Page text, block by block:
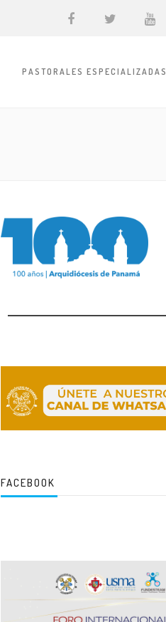
PASTORALES ESPECIALIZADAS
FACEBOOK